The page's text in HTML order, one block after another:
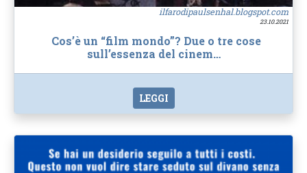
ilfarodipaulsenhal.blogspot.com
23.10.2021
Cos’è un “film mondo”? Due o tre cose
sull’essenza del cinem…
LEGGI